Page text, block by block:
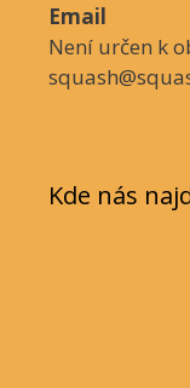
Email
Není určen k
Kde nás